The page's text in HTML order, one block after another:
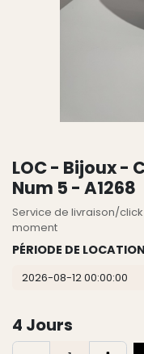
LOC - Bijoux -
Num 5 - A1268
Service de livraison/
moment
PÉRIODE DE LOCATION
4 Jours